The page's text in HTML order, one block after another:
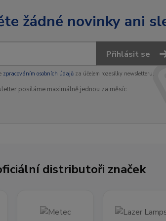
žádné novinky ani
Přihlásit se
zpracováním osobních údajůza účelem rozesílky newsletteru.
posíláme maximálně jednou za měsíc
distributoři značek